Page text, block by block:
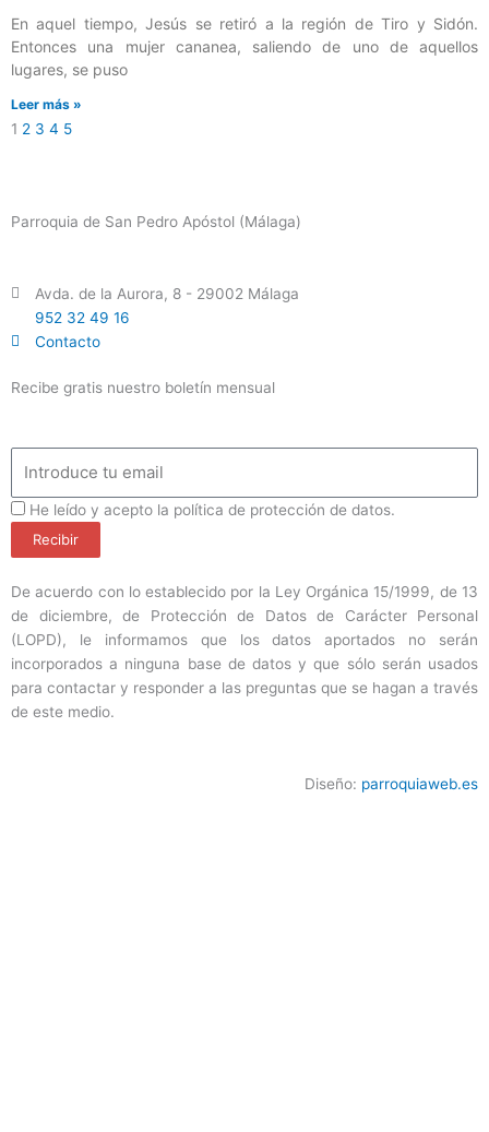
En aquel tiempo, Jesús se retiró a la región de Tiro y Sidón.
Entonces una mujer cananea, saliendo de uno de aquellos
lugares, se puso
Leer más »
1 2 3 4 5
Parroquia de San Pedro Apóstol (Málaga)
Avda. de la Aurora, 8 - 29002 Málaga
952 32 49 16
Contacto
Recibe gratis nuestro boletín mensual
ProteccionDatos
He leído y acepto la política de protección de datos.
Recibir
De acuerdo con lo establecido por la Ley Orgánica 15/1999, de 13
de diciembre, de Protección de Datos de Carácter Personal
(LOPD), le informamos que los datos aportados no serán
incorporados a ninguna base de datos y que sólo serán usados
para contactar y responder a las preguntas que se hagan a través
de este medio.
Diseño: parroquiaweb.es